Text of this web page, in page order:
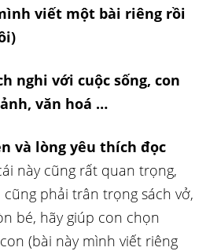
viết một bài riêng rồi
nghi với cuộc sống, con
văn hoá …
và lòng yêu thích đọc
này cũng rất quan trọng,
phải trân trọng sách vở,
bé, hãy giúp con chọn
(bài này mình viết riêng